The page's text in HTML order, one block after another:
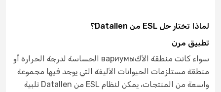
لماذا تختار حل ESL من Datallen؟
تطبيق مرن
سواء كانت منطقة الأكвариумы الحساسة لدرجة الحرارة أو
منطقة مستلزمات الحيوانات الأليفة التي يوجد فيها مجموعة
واسعة من المنتجات، يمكن لنظام ESL من Datallen تلبية